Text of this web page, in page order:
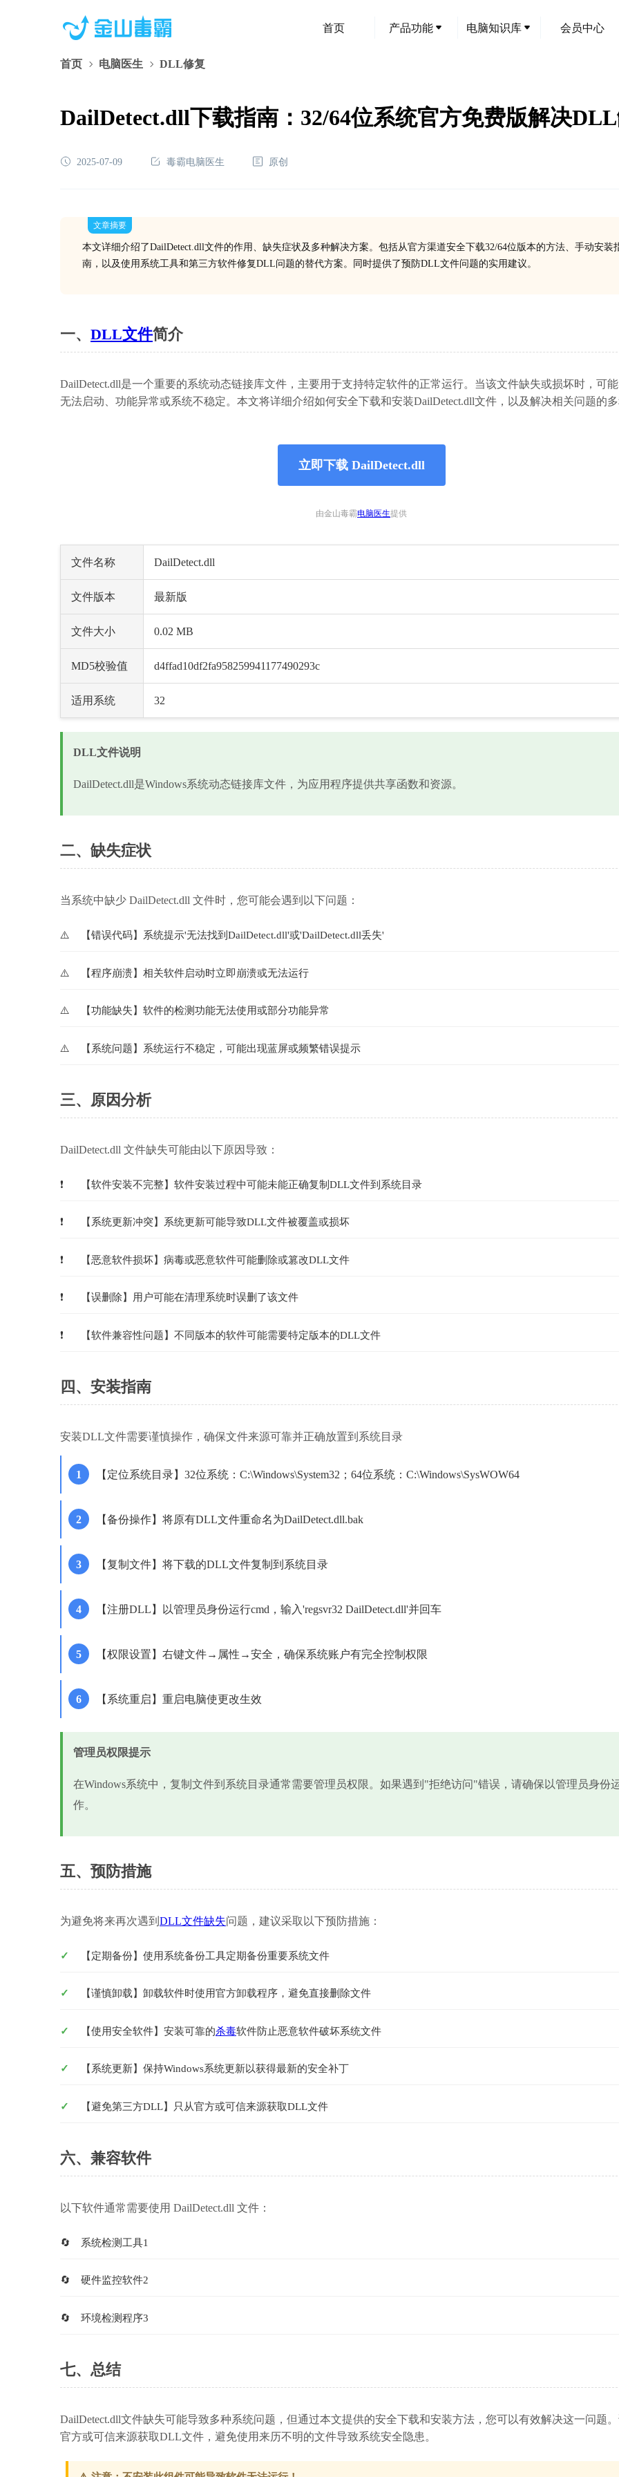
首页 产品功能 电脑知识库 会员中心
首页 电脑医生 DLL修复
DailDetect.dll下载指南：32/64位系统官方免费版解决
2025-07-09 毒霸电脑医生 原创
文章摘要
本文详细介绍了DailDetect.dll文件的作用、缺失症状及多种解决方案。包括从官方渠道安全下载32/64位版本的方法、手动安装
南，以及使用系统工具和第三方软件修复DLL问题的替代方案。同时提供了预防DLL文件问题的实用建议。
一、 DLL文件简介
DailDetect.dll是一个重要的系统动态链接库文件，主要用于支持特定软件的正常运行。当该文件缺失或损坏时，可
无法启动、功能异常或系统不稳定。本文将详细介绍如何安全下载和安装DailDetect.dll文件，以及解决相关问题的
立即下载 DailDetect.dll
由金山毒霸电脑医生提供
文件名称 DailDetect.dll
文件版本 最新版
文件大小 0.02 MB
MD5校验值 d4ffad10df2fa958259941177490293c
适用系统 32
DLL文件说明
DailDetect.dll是Windows系统动态链接库文件，为应用程序提供共享函数和资源。
二、缺失症状
当系统中缺少 DailDetect.dll 文件时，您可能会遇到以下问题：
【错误代码】系统提示'无法找到DailDetect.dll'或'DailDetect.dll丢失'
【程序崩溃】相关软件启动时立即崩溃或无法运行
【功能缺失】软件的检测功能无法使用或部分功能异常
【系统问题】系统运行不稳定，可能出现蓝屏或频繁错误提示
三、原因分析
DailDetect.dll 文件缺失可能由以下原因导致：
【软件安装不完整】软件安装过程中可能未能正确复制DLL文件到系统目录
【系统更新冲突】系统更新可能导致DLL文件被覆盖或损坏
【恶意软件损坏】病毒或恶意软件可能删除或篡改DLL文件
【误删除】用户可能在清理系统时误删了该文件
【软件兼容性问题】不同版本的软件可能需要特定版本的DLL文件
四、安装指南
安装DLL文件需要谨慎操作，确保文件来源可靠并正确放置到系统目录
【定位系统目录】32位系统：C:\Windows\System32；64位系统：C:\Windows\SysWOW64
【备份操作】将原有DLL文件重命名为DailDetect.dll.bak
【复制文件】将下载的DLL文件复制到系统目录
【注册DLL】以管理员身份运行cmd，输入'regsvr32 DailDetect.dll'并回车
【权限设置】右键文件→属性→安全，确保系统账户有完全控制权限
【系统重启】重启电脑使更改生效
管理员权限提示
在Windows系统中，复制文件到系统目录通常需要管理员权限。如果遇到"拒绝访问"错误，请确保以管理员身份
作。
五、预防措施
为避免将来再次遇到 DLL文件缺失问题，建议采取以下预防措施：
【定期备份】使用系统备份工具定期备份重要系统文件
【谨慎卸载】卸载软件时使用官方卸载程序，避免直接删除文件
【使用安全软件】安装可靠的杀毒软件防止恶意软件破坏系统文件
【系统更新】保持Windows系统更新以获得最新的安全补丁
【避免第三方DLL】只从官方或可信来源获取DLL文件
六、兼容软件
以下软件通常需要使用 DailDetect.dll 文件：
系统检测工具1
硬件监控软件2
环境检测程序3
七、总结
DailDetect.dll文件缺失可能导致多种系统问题，但通过本文提供的安全下载和安装方法，您可以有效解决这一问题
官方或可信来源获取DLL文件，避免使用来历不明的文件导致系统安全隐患。